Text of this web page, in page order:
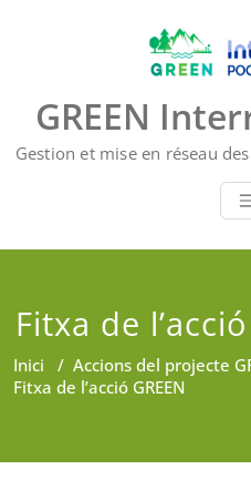
GREEN
Gestion et mise en réseau
Fitxa de l’acció
Inici / Accions del projecte
Fitxa de l’acció GREEN